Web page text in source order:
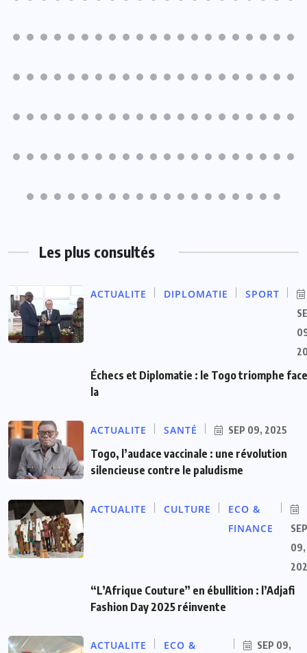
Les plus consultés
ACTUALITE DIPLOMATIE SPORT
Échecs et Diplomatie : le Togo triomphe
la
ACTUALITE SANTÉ SEP 09, 2025
Togo, l’audace vaccinale : une révolution
silencieuse contre le paludisme
ACTUALITE CULTURE
ECO &
FINANCE
SEP
09,
“L’Afrique Couture” en ébullition : l’Adjafi
Fashion Day 2025 réinvente
ACTUALITE ECO & SEP 09,